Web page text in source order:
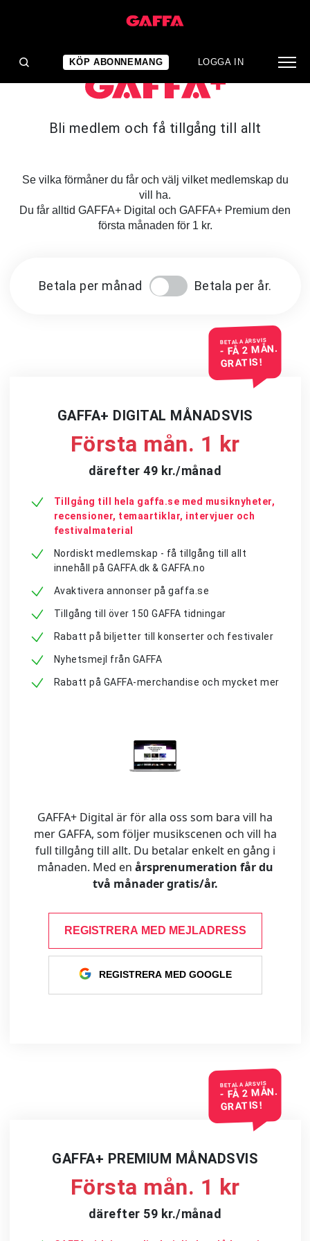
KÖP ABONNEMANG LOGGA IN
Bli medlem och få tillgång till allt
Se vilka förmåner du får och välj vilket medlemskap du
vill ha.
Du får alltid GAFFA+ Digital och GAFFA+ Premium den
första månaden för 1 kr.
Betala per månad Betala per år.
BETALA ÅRSVIS
- FÅ 2 MÅN.
GRATIS!
GAFFA+ DIGITAL MÅNADSVIS
Första mån. 1 kr
därefter 49 kr./månad
Tillgång till hela gaffa.se med musiknyheter,
recensioner, temaartiklar, intervjuer och
festivalmaterial
Nordiskt medlemskap - få tillgång till allt
innehåll på GAFFA.dk & GAFFA.no
Avaktivera annonser på gaffa.se
Tillgång till över 150 GAFFA tidningar
Rabatt på biljetter till konserter och festivaler
Nyhetsmejl från GAFFA
Rabatt på GAFFA-merchandise och mycket mer
GAFFA+ Digital är för alla oss som bara vill ha
mer GAFFA, som följer musikscenen och vill ha
full tillgång till allt. Du betalar enkelt en gång i
månaden. Med en årsprenumeration får du
två månader gratis/år.
REGISTRERA MED MEJLADRESS
REGISTRERA MED GOOGLE
BETALA ÅRSVIS
- FÅ 2 MÅN.
GRATIS!
GAFFA+ PREMIUM MÅNADSVIS
Första mån. 1 kr
därefter 59 kr./månad